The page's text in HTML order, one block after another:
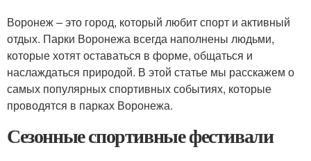
Воронеж – это город, который любит спорт и активный
отдых. Парки Воронежа всегда наполнены людьми,
которые хотят оставаться в форме, общаться и
наслаждаться природой. В этой статье мы расскажем о
самых популярных спортивных событиях, которые
проводятся в парках Воронежа.
Сезонные спортивные фестивали